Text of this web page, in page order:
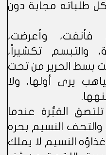
طلباته مجابة دون
فأنفت، وأعرضت،
والتبسم تكشيراً،
بسط الحرير من تحت
يرى أولها، ولا
القبُّرة عندما
والتحف النسيم بحره
النسيم لا يملك